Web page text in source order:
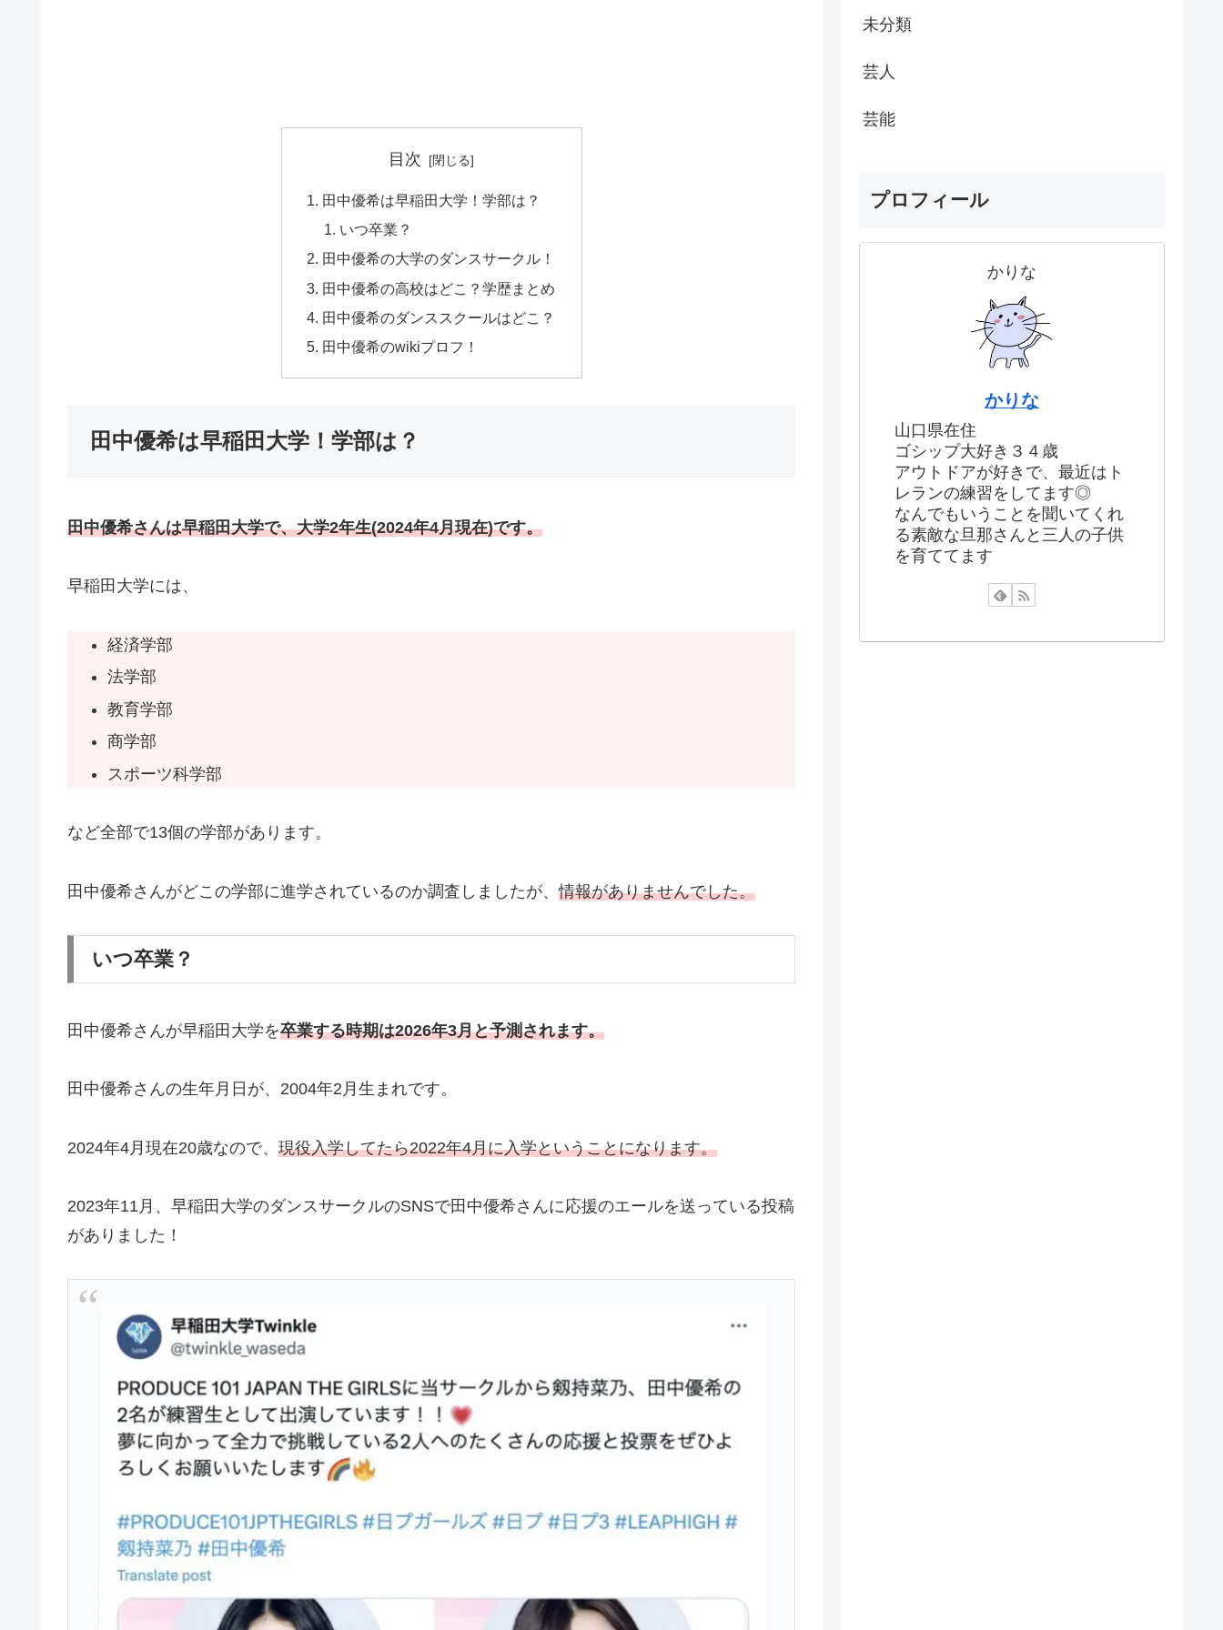
目次
田中優希は早稲田大学！学部は？
いつ卒業？
田中優希の大学のダンスサークル！
田中優希の高校はどこ？学歴まとめ
田中優希のダンススクールはどこ？
田中優希のwikiプロフ！
田中優希は早稲田大学！学部は？
田中優希さんは早稲田大学で、大学2年生(2024年4月現在)です。
早稲田大学には、
経済学部
法学部
教育学部
商学部
スポーツ科学部
など全部で13個の学部があります。
田中優希さんがどこの学部に進学されているのか調査しましたが、情報がありませんでした。
いつ卒業？
田中優希さんが早稲田大学を卒業する時期は2026年3月と予測されます。
田中優希さんの生年月日が、2004年2月生まれです。
2024年4月現在20歳なので、 現役入学してたら2022年4月に入学ということになります。
2023年11月、早稲田大学のダンスサークルのSNSで田中優希さんに応援のエールを送っている投稿
がありました！
未分類
芸人
芸能
プロフィール
かりな
かりな
山口県在住
ゴシップ大好き３４歳
アウトドアが好きで、最近はト
レランの練習をしてます◎
なんでもいうことを聞いてくれ
る素敵な旦那さんと三人の子供
を育ててます